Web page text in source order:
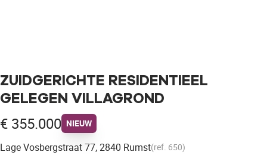
ZUIDGERICHTE RESIDENTIEEL
GELEGEN VILLAGROND
€ 355.000 NIEUW
Lage Vosbergstraat 77, 2840 Rumst(ref. 650)